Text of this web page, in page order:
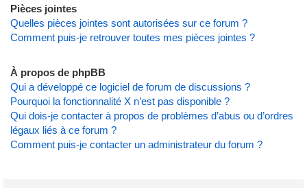
Pièces jointes
Quelles pièces jointes sont autorisées sur ce forum ?
Comment puis-je retrouver toutes mes pièces jointes ?
À propos de phpBB
Qui a développé ce logiciel de forum de discussions ?
Pourquoi la fonctionnalité X n’est pas disponible ?
Qui dois-je contacter à propos de problèmes d’abus ou d’ordres
légaux liés à ce forum ?
Comment puis-je contacter un administrateur du forum ?